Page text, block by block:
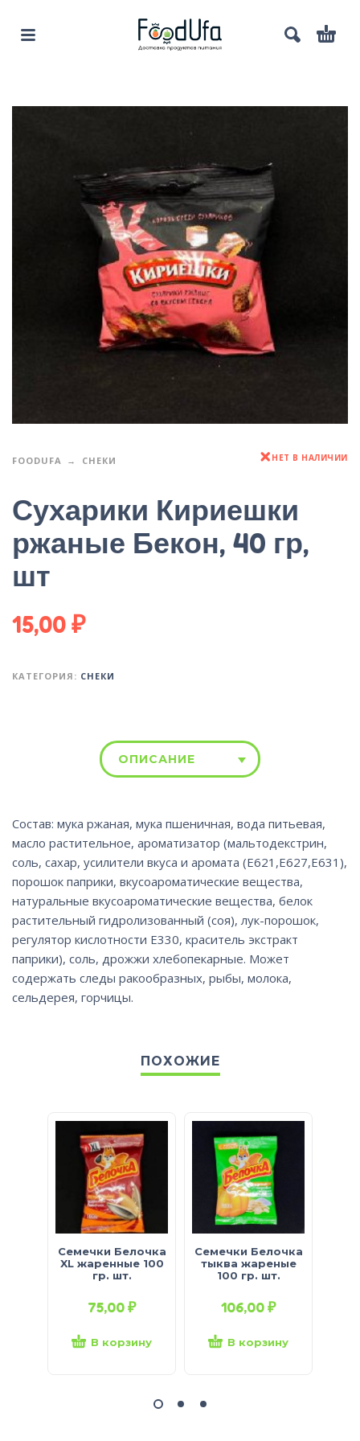
FOODUFA СНЕКИ НЕТ В НАЛИЧИИ
Сухарики Кириешки
ржаные Бекон, 40 гр,
шт
15,00₽
КАТЕГОРИЯ: СНЕКИ
ОПИСАНИЕ
Состав: мука ржаная, мука пшеничная, вода питьевая,
масло растительное, ароматизатор (мальтодекстрин,
соль, сахар, усилители вкуса и аромата (Е621,Е627,Е631),
порошок паприки, вкусоароматические вещества,
натуральные вкусоароматические вещества, белок
растительный гидролизованный (соя), лук-порошок,
регулятор кислотности Е330, краситель экстракт
паприки), соль, дрожжи хлебопекарные. Может
содержать следы ракообразных, рыбы, молока,
сельдерея, горчицы.
ПОХОЖИЕ
Семечки Белочка
XL жаренные 100
гр. шт.
75,00₽
В корзину
Семечки Белочка
тыква жареные
100 гр. шт.
106,00₽
В корзину